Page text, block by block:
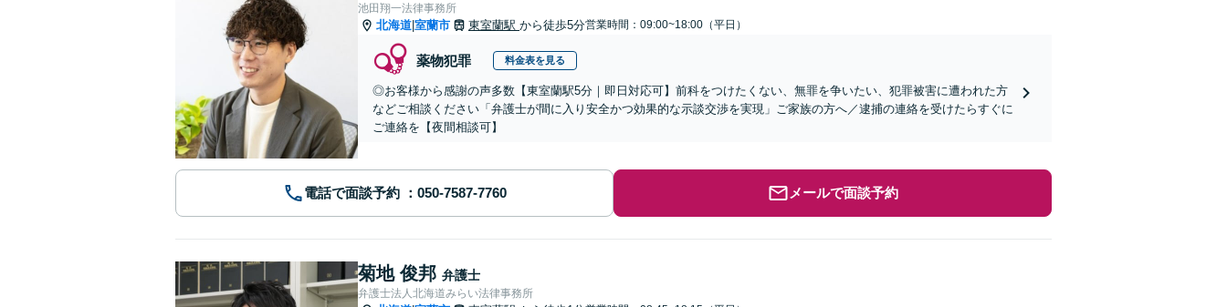
池田翔一法律事務所
北海道 室蘭市 東室蘭駅 から徒歩5分営業時間：09:00~18:00（平日）
薬物犯罪 料金表を見る
◎お客様から感謝の声多数【東室蘭駅5分｜即日対応可】前科をつけたくない、無罪を争いたい、犯罪被害に遭われた方
などご相談ください「弁護士が間に入り安全かつ効果的な示談交渉を実現」ご家族の方へ／逮捕の連絡を受けたらすぐに
ご連絡を【夜間相談可】
電話で面談予約 メールで面談予約
菊地 俊邦 弁護士
弁護士法人北海道みらい法律事務所